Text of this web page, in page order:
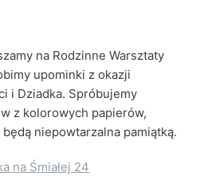
na Rodzinne Warsztaty
upominki z okazji
i Dziadka. Spróbujemy
z kolorowych papierów,
niepowtarzalna pamiątką.
na Śmiałej 24